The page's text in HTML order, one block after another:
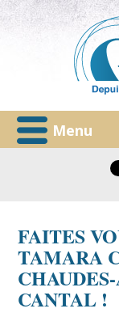
Menu
FAITES
TAMARA
CANTAL !